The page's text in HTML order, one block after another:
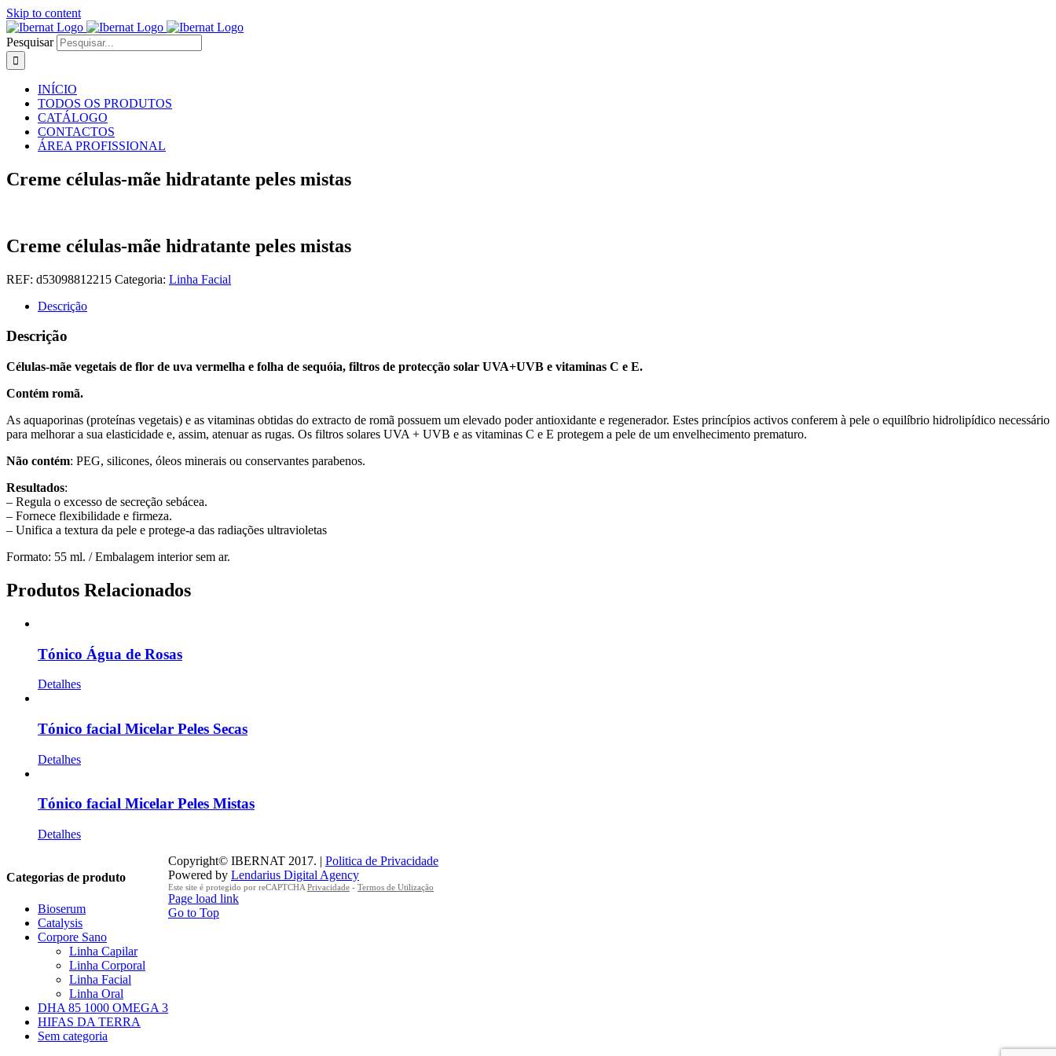
Skip to content
Pesquisar
INÍCIO
TODOS OS PRODUTOS
CATÁLOGO
CONTACTOS
ÁREA PROFISSIONAL
Creme células-mãe hidratante peles mistas
Creme células-mãe hidratante peles mistas
REF: d53098812215 Categoria: Linha Facial
Descrição
Descrição
Células-mãe vegetais de flor de uva vermelha e folha de sequóia, filtros de protecção solar UVA+UVB e vitaminas C e E.
Contém romã.
As aquaporinas (proteínas vegetais) e as vitaminas obtidas do extracto de romã possuem um elevado poder antioxidante e regenerador. Estes princípios activos conferem à pele o equilíbrio hidrolipídico necessário
para melhorar a sua elasticidade e, assim, atenuar as rugas. Os filtros solares UVA + UVB e as vitaminas C e E protegem a pele de um envelhecimento prematuro.
Não contém: PEG, silicones, óleos minerais ou conservantes parabenos.
Resultados:
– Regula o excesso de secreção sebácea.
– Fornece flexibilidade e firmeza.
– Unifica a textura da pele e protege-a das radiações ultravioletas
Formato: 55 ml. / Embalagem interior sem ar.
Produtos Relacionados
Tónico Água de Rosas
Detalhes
Tónico facial Micelar Peles Secas
Detalhes
Tónico facial Micelar Peles Mistas
Detalhes
Categorias de produto
Bioserum
Catalysis
Corpore Sano
Linha Capilar
Linha Corporal
Linha Facial
Linha Oral
DHA 85 1000 OMEGA 3
HIFAS DA TERRA
Sem categoria
Copyright© IBERNAT 2017. | Politica de Privacidade
Powered by Lendarius Digital Agency
Este site é protegido por reCAPTCHA Privacidade - Termos de Utilização
Page load link
Go to Top